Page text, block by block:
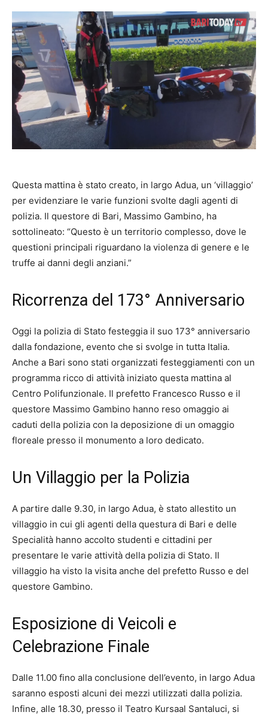
Questa mattina è stato creato, in largo Adua, un ‘villaggio’
per evidenziare le varie funzioni svolte dagli agenti di
polizia. Il questore di Bari, Massimo Gambino, ha
sottolineato: “Questo è un territorio complesso, dove le
questioni principali riguardano la violenza di genere e le
truffe ai danni degli anziani.”
Ricorrenza del 173° Anniversario
Oggi la polizia di Stato festeggia il suo 173° anniversario
dalla fondazione, evento che si svolge in tutta Italia.
Anche a Bari sono stati organizzati festeggiamenti con un
programma ricco di attività iniziato questa mattina al
Centro Polifunzionale. Il prefetto Francesco Russo e il
questore Massimo Gambino hanno reso omaggio ai
caduti della polizia con la deposizione di un omaggio
floreale presso il monumento a loro dedicato.
Un Villaggio per la Polizia
A partire dalle 9.30, in largo Adua, è stato allestito un
villaggio in cui gli agenti della questura di Bari e delle
Specialità hanno accolto studenti e cittadini per
presentare le varie attività della polizia di Stato. Il
villaggio ha visto la visita anche del prefetto Russo e del
questore Gambino.
Esposizione di Veicoli e
Celebrazione Finale
Dalle 11.00 fino alla conclusione dell’evento, in largo Adua
saranno esposti alcuni dei mezzi utilizzati dalla polizia.
Infine, alle 18.30, presso il Teatro Kursaal Santaluci, si